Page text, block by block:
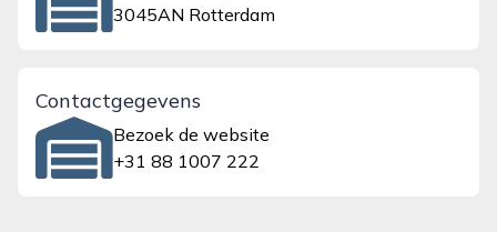
3045AN Rotterdam
Contactgegevens
Bezoek de website
+31 88 1007 222